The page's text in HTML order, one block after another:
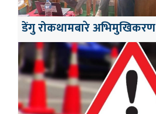
डेंगु रोकथामबारे अभिमुखिकरण